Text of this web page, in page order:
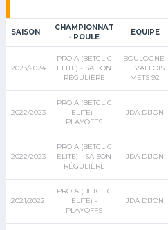
SAISON
CHAMPIONNAT
- POULE
ÉQUIPE
2023/2024
PRO A (BETCLIC
ELITE) - SAISON
RÉGULIÈRE
BOULOGNE-
LEVALLOIS
METS 92
2022/2023
PRO A (BETCLIC
ELITE) -
PLAYOFFS
JDA DIJON
2022/2023
PRO A (BETCLIC
ELITE) - SAISON
RÉGULIÈRE
JDA DIJON
2021/2022
PRO A (BETCLIC
ELITE) -
PLAYOFFS
JDA DIJON